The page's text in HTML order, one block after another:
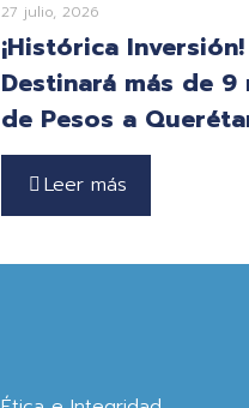
27 julio, 2026
¡Histórica Inversión!
Destinará más de 9
de Pesos a
Leer más